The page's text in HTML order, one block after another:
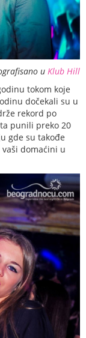
u Klub Hill
tokom koje
dočekali su u
rekord po
punili preko 20
gde su takođe
domaćini u